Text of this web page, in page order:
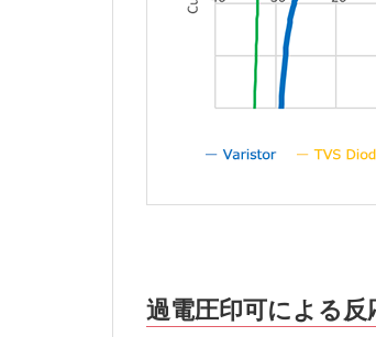
過電圧印可による反